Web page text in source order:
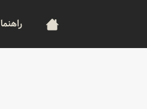
راهنما